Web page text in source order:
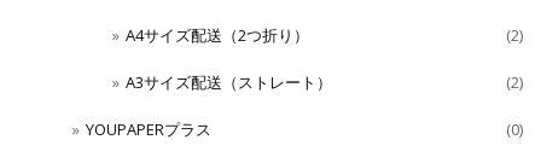
A4サイズ配送（2つ折り） (2)
A3サイズ配送（ストレート） (2)
YOUPAPERプラス (0)